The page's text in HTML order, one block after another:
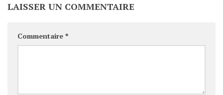
LAISSER UN COMMENTAIRE
Commentaire *